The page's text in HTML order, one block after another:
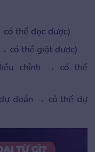
thể đọc được)
có thể giặt được)
chỉnh → có thể
đoán → có thể dự